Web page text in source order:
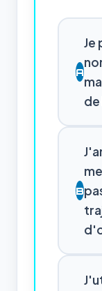
A
Je
de
B